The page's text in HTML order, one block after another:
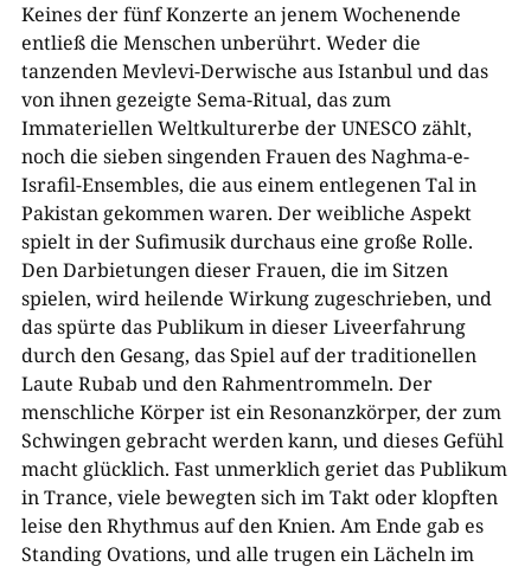
Keines der fünf Konzerte an jenem Wochenende
entließ die Menschen unberührt. Weder die
tanzenden Mevlevi-Derwische aus Istanbul und das
von ihnen gezeigte Sema-Ritual, das zum
Immateriellen Weltkulturerbe der UNESCO zählt,
noch die sieben singenden Frauen des Naghma-e-
Israfil-Ensembles, die aus einem entlegenen Tal in
Pakistan gekommen waren. Der weibliche Aspekt
spielt in der Sufimusik durchaus eine große Rolle.
Den Darbietungen dieser Frauen, die im Sitzen
spielen, wird heilende Wirkung zugeschrieben, und
das spürte das Publikum in dieser Liveerfahrung
durch den Gesang, das Spiel auf der traditionellen
Laute Rubab und den Rahmentrommeln. Der
menschliche Körper ist ein Resonanzkörper, der zum
Schwingen gebracht werden kann, und dieses Gefühl
macht glücklich. Fast unmerklich geriet das Publikum
in Trance, viele bewegten sich im Takt oder klopften
leise den Rhythmus auf den Knien. Am Ende gab es
Standing Ovations, und alle trugen ein Lächeln im